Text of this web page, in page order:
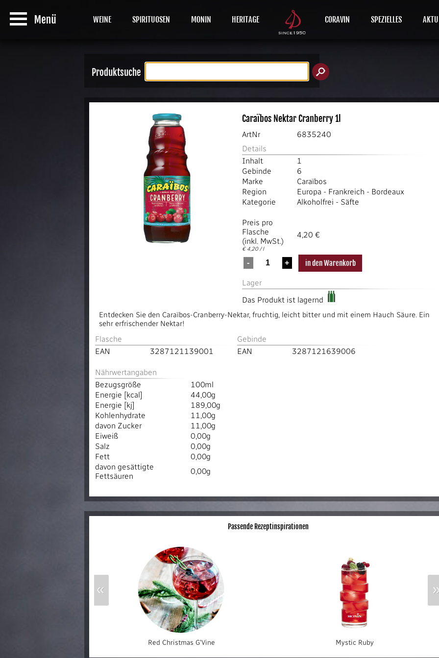
WEINE SPIRITUOSEN MONIN HERITAGE CORAVIN SPEZIELLES
Produktsuche
Caraïbos Nektar Cranberry 1l
ArtNr
6835240
Details
Inhalt
1
Gebinde
6
Marke
Caraïbos
Region
Europa - Frankreich - Bordeaux
Kategorie
Alkoholfrei - Säfte
Preis pro
Flasche
(inkl. MwSt.)
€ 4,20 / l
4,20 €
Lager
Das Produkt ist lagernd
Entdecken Sie den Caraïbos-Cranberry-Nektar, fruchtig, leicht bitter und mit einem Hauch Säure. Ein
sehr erfrischender Nektar!
Flasche
EAN
3287121139001
Gebinde
EAN
3287121639006
Nährwertangaben
Bezugsgröße
100ml
Energie [kcal]
44,00g
Energie [kj]
189,00g
Kohlenhydrate
11,00g
davon Zucker
11,00g
Eiweiß
0,00g
Salz
0,00g
Fett
0,00g
davon gesättigte
Fettsäuren
0,00g
Passende Rezeptinspirationen
Red Christmas G'Vine Mystic Ruby
«